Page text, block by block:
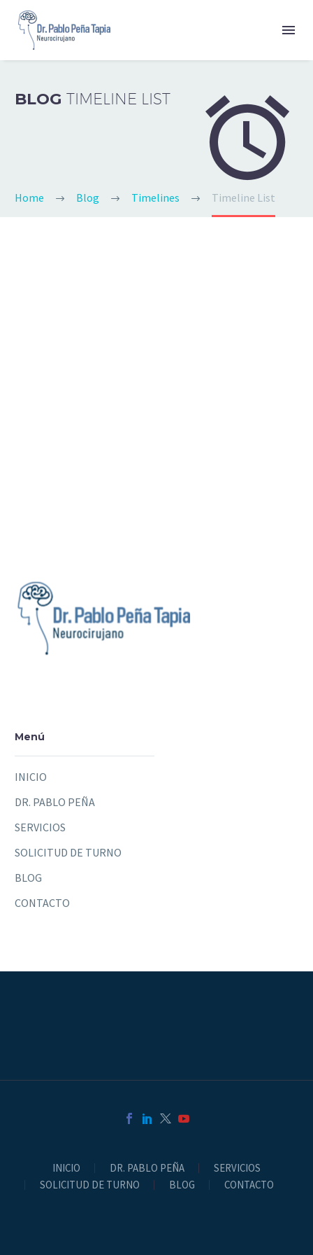


BLOG TIMELINE LIST
Home Blog Timelines Timeline List
Menú
INICIO
DR. PABLO PEÑA
SERVICIOS
SOLICITUD DE TURNO
BLOG
CONTACTO
INICIO DR. PABLO PEÑA
SERVICIOS
SOLICITUD DE TURNO
BLOG CONTACTO